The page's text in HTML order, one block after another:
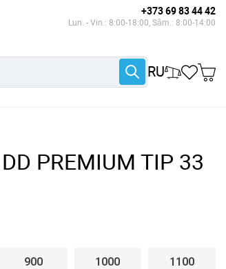
+373 69 83 44 42
Lun. - Vin.: 8:00-18:00, Sâm.: 8:00-14:00
RU
PREMIUM TIP 33
900 1000 1100